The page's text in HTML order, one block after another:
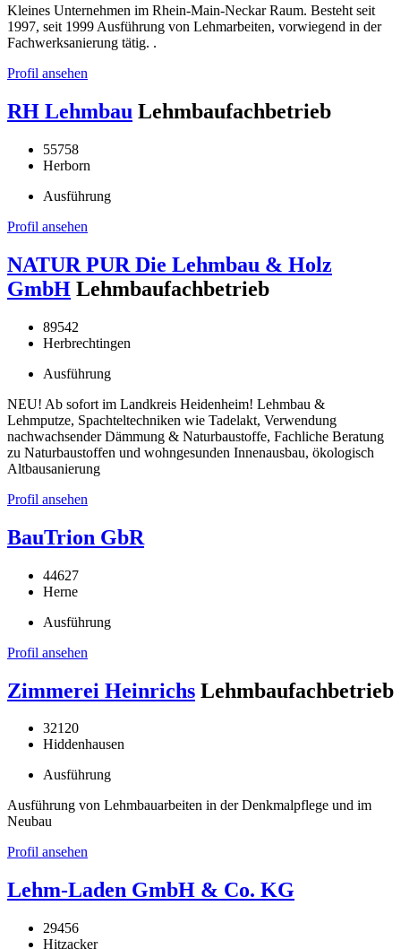
Kleines Unternehmen im Rhein-Main-Neckar Raum. Besteht seit
1997, seit 1999 Ausführung von Lehmarbeiten, vorwiegend in der
Fachwerksanierung tätig. .
Profil ansehen
RH Lehmbau Lehmbaufachbetrieb
55758
Herborn
Ausführung
Profil ansehen
NATUR PUR Die Lehmbau & Holz
GmbH Lehmbaufachbetrieb
89542
Herbrechtingen
Ausführung
NEU! Ab sofort im Landkreis Heidenheim! Lehmbau &
Lehmputze, Spachteltechniken wie Tadelakt, Verwendung
nachwachsender Dämmung & Naturbaustoffe, Fachliche Beratung
zu Naturbaustoffen und wohngesunden Innenausbau, ökologisch
Altbausanierung
Profil ansehen
BauTrion GbR
44627
Herne
Ausführung
Profil ansehen
Zimmerei Heinrichs Lehmbaufachbetrieb
32120
Hiddenhausen
Ausführung
Ausführung von Lehmbauarbeiten in der Denkmalpflege und im
Neubau
Profil ansehen
Lehm-Laden GmbH & Co. KG
29456
Hitzacker